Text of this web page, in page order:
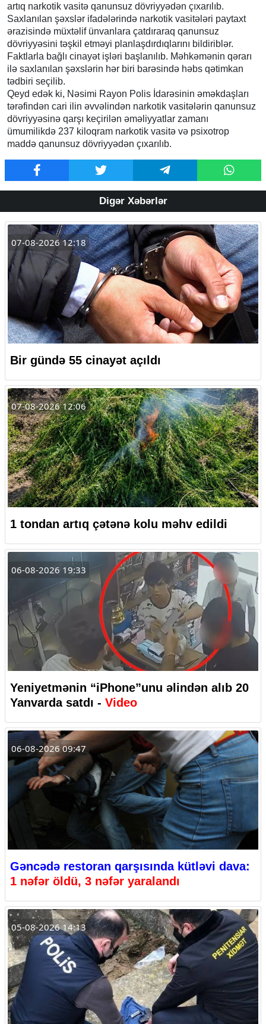
artıq narkotik vasitə qanunsuz dövriyyədən çıxarılıb.
Saxlanılan şəxslər ifadələrində narkotik vasitələri paytaxt
ərazisində müxtəlif ünvanlara çatdıraraq qanunsuz
dövriyyəsini təşkil etməyi planlaşdırdıqlarını bildiriblər.
Faktlarla bağlı cinayət işləri başlanılıb. Məhkəmənin qərarı
ilə saxlanılan şəxslərin hər biri barəsində həbs qətimkan
tədbiri seçilib.
Qeyd edək ki, Nəsimi Rayon Polis İdarəsinin əməkdaşları
tərəfindən cari ilin əvvəlindən narkotik vasitələrin qanunsuz
dövriyyəsinə qarşı keçirilən əməliyyatlar zamanı
ümumilikdə 237 kiloqram narkotik vasitə və psixotrop
maddə qanunsuz dövriyyədən çıxarılıb.
Digər Xəbərlər
07-08-2026 12:18
Bir gündə 55 cinayət açıldı
07-08-2026 12:06
1 tondan artıq çətənə kolu məhv edildi
06-08-2026 19:33
Yeniyetmənin “iPhone”unu əlindən alıb 20
Yanvarda satdı - Video
06-08-2026 09:47
Gəncədə restoran qarşısında kütləvi dava:
1 nəfər öldü, 3 nəfər yaralandı
05-08-2026 14:13